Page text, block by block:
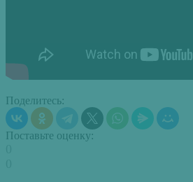
Поделитесь:
Поставьте оценку: